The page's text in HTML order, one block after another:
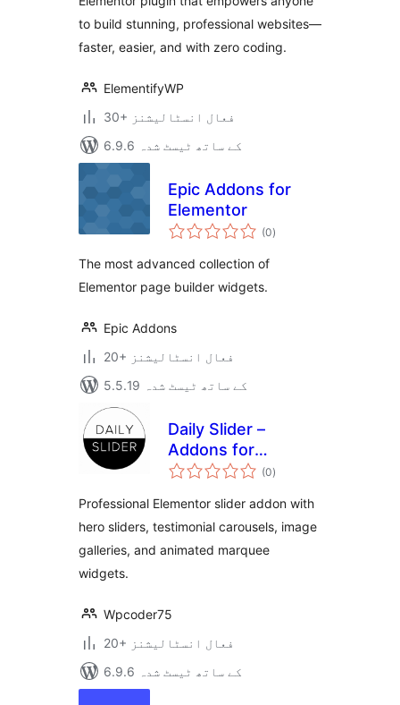
to build stunning, professional websites—
faster, easier, and with zero coding.
ElementifyWP
30+ فعال انسٹالیشنز
6.9.6 کے ساتھ ٹیسٹ شدہ
Epic Addons for
Elementor
(0مجموعی
درجہ
)
The most advanced collection of
Elementor page builder widgets.
Epic Addons
20+ فعال انسٹالیشنز
5.5.19 کے ساتھ ٹیسٹ شدہ
Daily Slider –
Addons for
Elementor
(0مجموعی
درجہ
)
Professional Elementor slider addon with
hero sliders, testimonial carousels, image
galleries, and animated marquee
widgets.
Wpcoder75
20+ فعال انسٹالیشنز
6.9.6 کے ساتھ ٹیسٹ شدہ